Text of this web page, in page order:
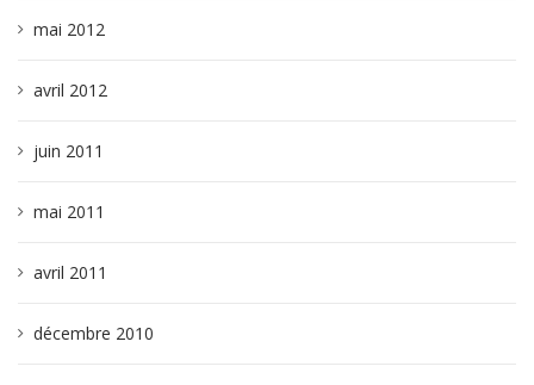
mai 2012
avril 2012
juin 2011
mai 2011
avril 2011
décembre 2010